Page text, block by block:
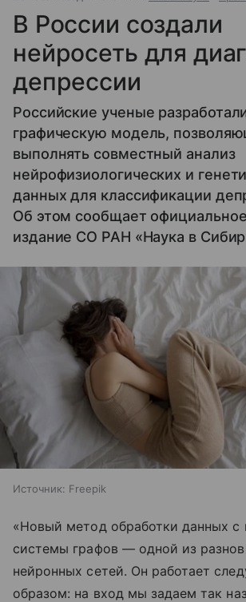
В России создали
нейросеть для
депрессии
Российские ученые
графическую модель,
выполнять совместный анализ
нейрофизиологических и
данных для классификации
Об этом сообщает официальное
издание СО РАН «Наука в
Источник: Freepik
«Новый метод обработки данных
системы графов — одной из
нейронных сетей. Он работает
образом: на вход мы задаем так